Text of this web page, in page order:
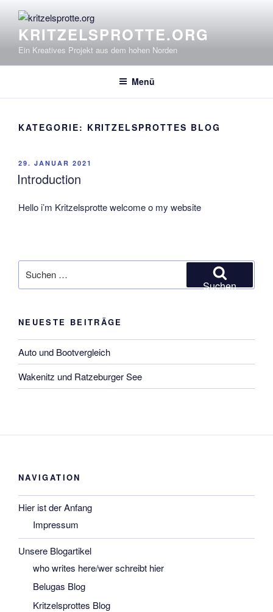
Inhalt
springenKRITZELSPROTTE.ORG
Ein Kreatives Projekt aus dem hohen Norden
Menü
KATEGORIE: KRITZELSPROTTES BLOG
VERÖFFENTLICHT
AM
29. JANUAR 2021
Introduction
Hello i’m Kritzelsprotte welcome o my website
nach:
Suchen
NEUESTE BEITRÄGE
Auto und Bootvergleich
Wakenitz und Ratzeburger See
NAVIGATION
Hier ist der Anfang
Impressum
Unsere Blogartikel
who writes here/wer schreibt hier
Belugas Blog
Kritzelsprottes Blog